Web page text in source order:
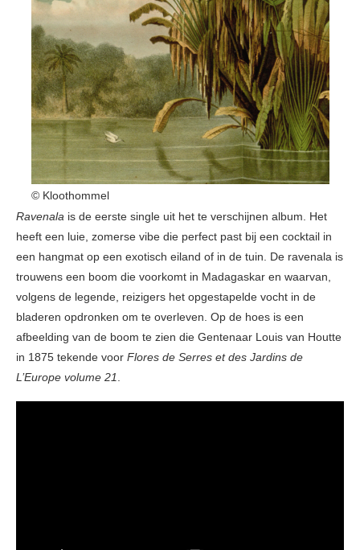
© Kloothommel
Ravenala is de eerste single uit het te verschijnen album. Het
heeft een luie, zomerse vibe die perfect past bij een cocktail in
een hangmat op een exotisch eiland of in de tuin. De ravenala is
trouwens een boom die voorkomt in Madagaskar en waarvan,
volgens de legende, reizigers het opgestapelde vocht in de
bladeren opdronken om te overleven. Op de hoes is een
afbeelding van de boom te zien die Gentenaar Louis van Houtte
in 1875 tekende voor Flores de Serres et des Jardins de
L’Europe volume 21.